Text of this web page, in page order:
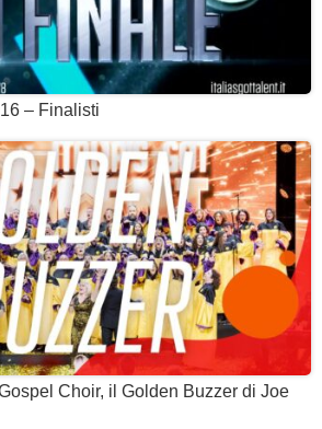
– Finalisti
Choir, il Golden Buzzer di Joe